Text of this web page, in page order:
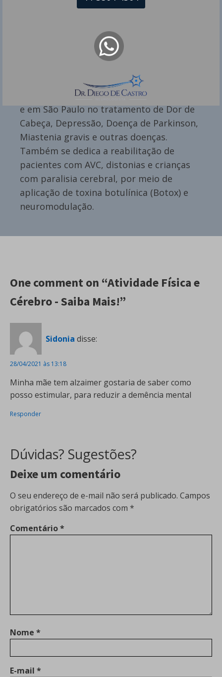
Dr Diego de Castro dos Santos é
Neurologista pela USP e responsável pelo
Eletroneuromiografia. Atua como
neurologista em Vitória Espírito Santo ES
e em São Paulo no tratamento de Dor de
Cabeça, Depressão, Doença de Parkinson,
Miastenia gravis e outras doenças.
Também se dedica a reabilitação de
pacientes com AVC, distonias e crianças
com paralisia cerebral, por meio de
aplicação de toxina botulínica (Botox) e
neuromodulação.
One comment on “Atividade Física e
Cérebro - Saiba Mais!”
Sidonia disse:
28/04/2021 às 13:18
Minha mãe tem alzaimer gostaria de saber como
posso estimular, para reduzir a demência mental
Responder
Dúvidas? Sugestões?
Deixe um comentário
O seu endereço de e-mail não será publicado. Campos
obrigatórios são marcados com *
Comentário*
Nome *
E-mail *